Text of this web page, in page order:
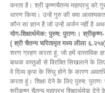
करता है। श्री कृष्णचैतन्य महाप्रभु को
धारण किया। उन्हें गुरु की क्या
कौन सा ज्ञान है जो उन्हें अर्जन नहीं है
योग-शिक्षार्थमेक: पुरुष: पुराणः।
( श्री चैतन्य चरितामृत मध्य लीला